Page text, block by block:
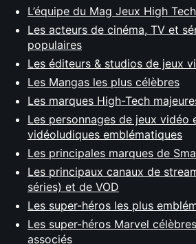
L’équipe du Mag Jeux High Tech
Les acteurs de cinéma, TV et
populaires
Les éditeurs & studios de jeux
Les Mangas les plus célèbres
Les marques High-Tech
Les personnages de jeux vidéo
vidéoludiques emblématiques
Les principales marques de
Les principaux canaux de
séries) et de VOD
Les super-héros les plus
Les super-héros Marvel
associés